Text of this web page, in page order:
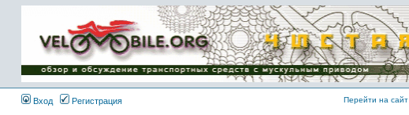
Имя пользователя:
Пароль:
{ LOG_ME_IN_SHORT
}
Вход Регистрация Перейти на сайт